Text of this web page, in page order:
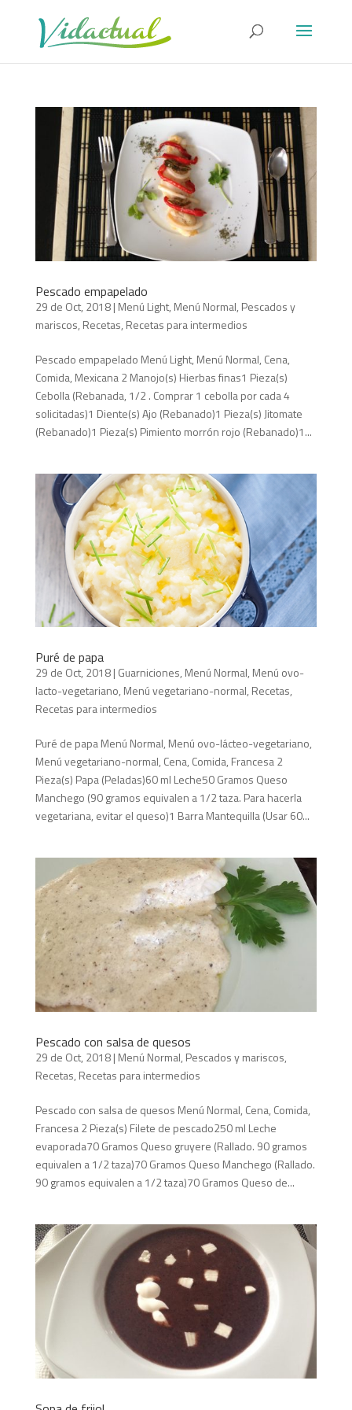
Pescado empapelado
29 de Oct, 2018| Menú Light, Menú Normal, Pescados y
mariscos, Recetas, Recetas para intermedios
Pescado empapelado Menú Light, Menú Normal, Cena,
Comida, Mexicana 2 Manojo(s) Hierbas finas1 Pieza(s)
Cebolla (Rebanada, 1/2 . Comprar 1 cebolla por cada 4
solicitadas)1 Diente(s) Ajo (Rebanado)1 Pieza(s) Jitomate
(Rebanado)1 Pieza(s) Pimiento morrón rojo (Rebanado)1...
Puré de papa
29 de Oct, 2018| Guarniciones, Menú Normal, Menú ovo-
lacto-vegetariano, Menú vegetariano-normal, Recetas,
Recetas para intermedios
Puré de papa Menú Normal, Menú ovo-lácteo-vegetariano,
Menú vegetariano-normal, Cena, Comida, Francesa 2
Pieza(s) Papa (Peladas)60 ml Leche50 Gramos Queso
Manchego (90 gramos equivalen a 1/2 taza. Para hacerla
vegetariana, evitar el queso)1 Barra Mantequilla (Usar 60...
Pescado con salsa de quesos
29 de Oct, 2018| Menú Normal, Pescados y mariscos,
Recetas, Recetas para intermedios
Pescado con salsa de quesos Menú Normal, Cena, Comida,
Francesa 2 Pieza(s) Filete de pescado250 ml Leche
evaporada70 Gramos Queso gruyere (Rallado. 90 gramos
equivalen a 1/2 taza)70 Gramos Queso Manchego (Rallado.
90 gramos equivalen a 1/2 taza)70 Gramos Queso de...